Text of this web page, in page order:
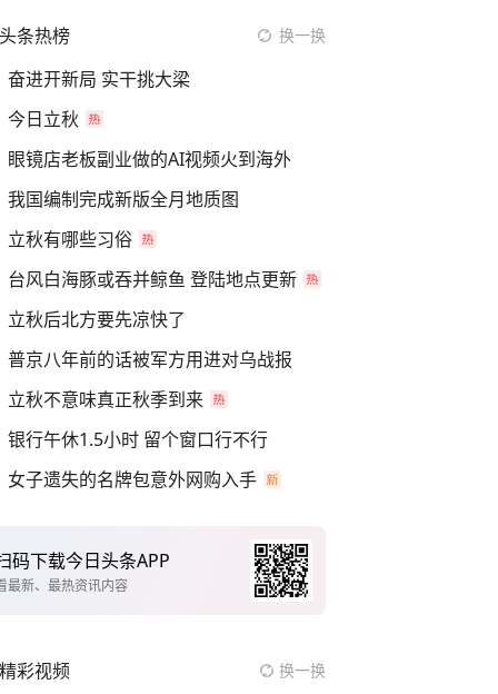
头条热榜 换一换
奋进开新局 实干挑大梁
今日立秋
眼镜店老板副业做的AI视频火到海外
我国编制完成新版全月地质图
立秋有哪些习俗
台风白海豚或吞并鲸鱼 登陆地点更新
立秋后北方要先凉快了
普京八年前的话被军方用进对乌战报
立秋不意味真正秋季到来
银行午休1.5小时 留个窗口行不行
女子遗失的名牌包意外网购入手
码下载今日头条APP
最新、最热资讯内容
精彩视频 换一换